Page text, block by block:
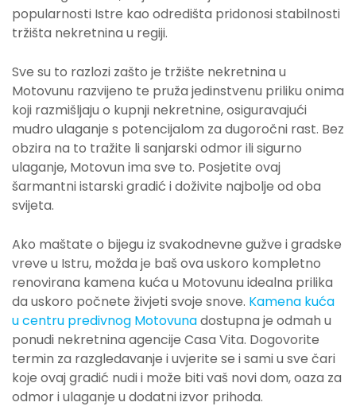
popularnosti Istre kao odredišta pridonosi stabilnosti
tržišta nekretnina u regiji.
Sve su to razlozi zašto je tržište nekretnina u
Motovunu razvijeno te pruža jedinstvenu priliku onima
koji razmišljaju o kupnji nekretnine, osiguravajući
mudro ulaganje s potencijalom za dugoročni rast. Bez
obzira na to tražite li sanjarski odmor ili sigurno
ulaganje, Motovun ima sve to. Posjetite ovaj
šarmantni istarski gradić i doživite najbolje od oba
svijeta.
Ako maštate o bijegu iz svakodnevne gužve i gradske
vreve u Istru, možda je baš ova uskoro kompletno
renovirana kamena kuća u Motovunu idealna prilika
da uskoro počnete živjeti svoje snove. Kamena kuća
u centru predivnog Motovunadostupna je odmah u
ponudi nekretnina agencije Casa Vita. Dogovorite
termin za razgledavanje i uvjerite se i sami u sve čari
koje ovaj gradić nudi i može biti vaš novi dom, oaza za
odmor i ulaganje u dodatni izvor prihoda.